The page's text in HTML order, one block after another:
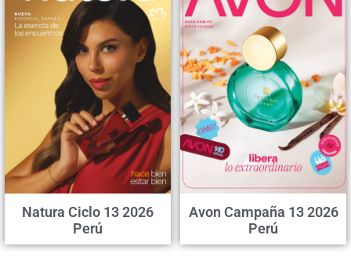
Natura Ciclo 13 2026
Perú
Avon Campaña 13 2026
Perú